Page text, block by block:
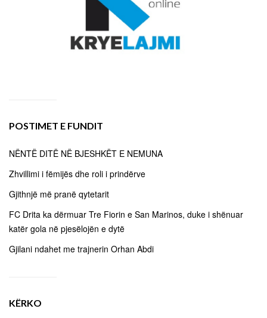
POSTIMET E FUNDIT
NËNTË DITË NË BJESHKËT E NEMUNA
Zhvillimi i fëmijës dhe roli i prindërve
Gjithnjë më pranë qytetarit
FC Drita ka dërmuar Tre Fiorin e San Marinos, duke i shënuar
katër gola në pjesëlojën e dytë
Gjilani ndahet me trajnerin Orhan Abdi
KËRKO